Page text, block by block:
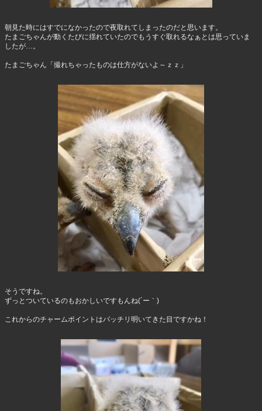
朝見た時にはすでになかったので夜取れてしまったのだと思います。
たまごちゃんが動くたびに揺れていたのでもうすぐ取れるなぁとは思っていま
したが…。
たまごちゃん「撮れちゃったものは仕方がないよ～ｚｚ」
そうですね。
ずっとついているのもおかしいですもんね(´ー｀)
これからのチャームポイントはパッチリ明いてきた目ですかね！